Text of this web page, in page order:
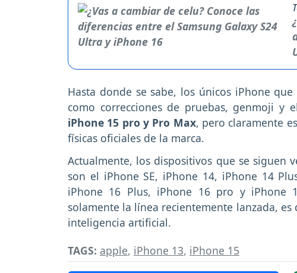
Hasta donde se sabe, los únicos iPhone
como correcciones de pruebas, genmoji y
iPhone 15 pro y Pro Max, pero claramente
físicas oficiales de la marca.
Actualmente, los dispositivos que se siguen
son el iPhone SE, iPhone 14, iPhone 14
iPhone 16 Plus, iPhone 16 pro y iPhone
solamente la línea recientemente lanzada,
inteligencia artificial.
TAGS: apple, iPhone 13, iPhone 15